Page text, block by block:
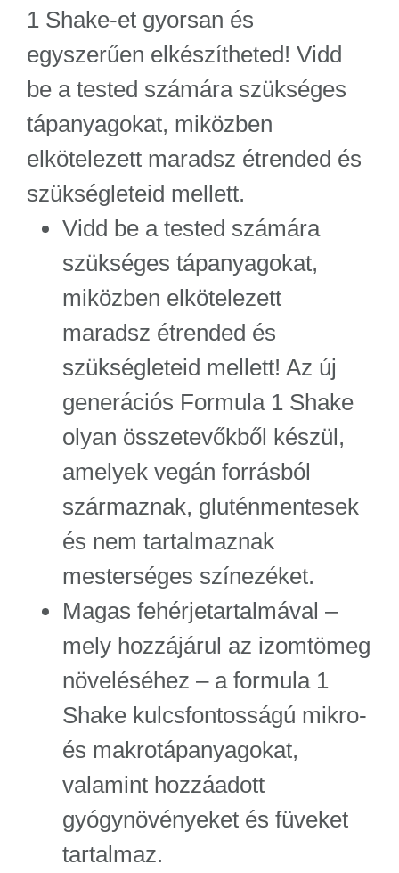
1 Shake-et gyorsan és
egyszerűen elkészítheted! Vidd
be a tested számára szükséges
tápanyagokat, miközben
elkötelezett maradsz étrended és
szükségleteid mellett.
Vidd be a tested számára
szükséges tápanyagokat,
miközben elkötelezett
maradsz étrended és
szükségleteid mellett! Az új
generációs Formula 1 Shake
olyan összetevőkből készül,
amelyek vegán forrásból
származnak, gluténmentesek
és nem tartalmaznak
mesterséges színezéket.
Magas fehérjetartalmával –
mely hozzájárul az izomtömeg
növeléséhez – a formula 1
Shake kulcsfontosságú mikro-
és makrotápanyagokat,
valamint hozzáadott
gyógynövényeket és füveket
tartalmaz.